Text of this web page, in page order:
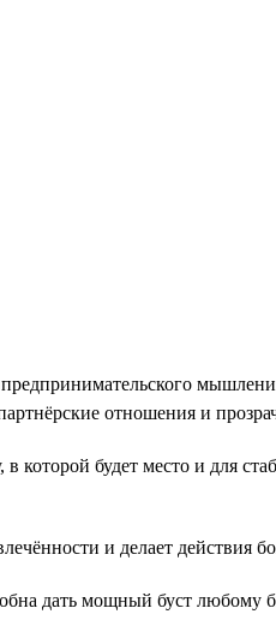
отношения и
которой будет место и для
и делает
дать мощный буст любому